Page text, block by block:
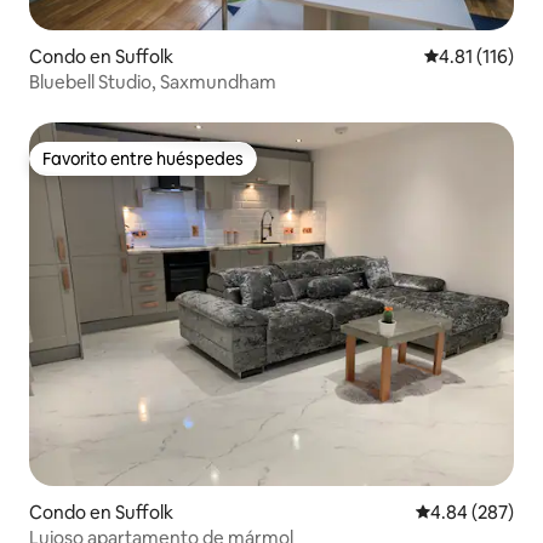
Condo en Suffolk Calificación
4.81 (116)
Bluebell Studio, Saxmundham
Favorito entre huéspedes
Favorito entre huéspedes
Condo en Suffolk Calificación
4.84 (287)
Lujoso apartamento de mármol